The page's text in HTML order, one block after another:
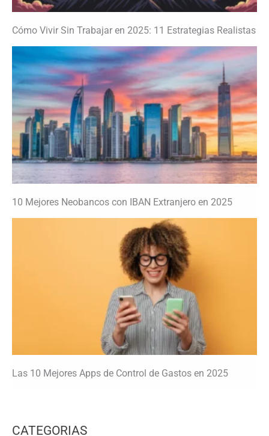
Cómo Vivir Sin Trabajar en 2025: 11 Estrategias Realistas
10 Mejores Neobancos con IBAN Extranjero en 2025
Las 10 Mejores Apps de Control de Gastos en 2025
CATEGORIAS